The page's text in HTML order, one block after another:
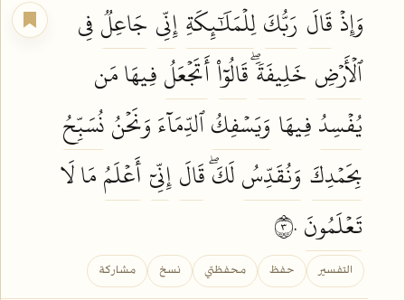
وَإِذۡقَالَ رَبُّكَلِلۡمَلَٰٓئِكَةِ إِنِّي جَاعِلٞفِي
ٱلۡأَرۡضِ خَلِيفَةٗۖقَالُوٓاْأَتَجۡعَلُفِيهَا مَن
يُفۡسِدُفِيهَا وَيَسۡفِكُٱلدِّمَآءَ وَنَحۡنُنُسَبِّحُ
بِحَمۡدِكَ وَنُقَدِّسُلَكَۖقَالَ إِنِّيٓ أَعۡلَمُمَا لَا
تَعۡلَمُونَ
التفسير حفظ محفظتي نسخ مشاركة